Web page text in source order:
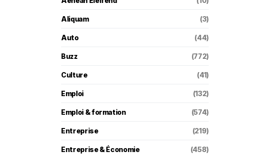
Aliquam (3)
Auto (44)
Buzz (772)
Culture (41)
Emploi (132)
Emploi & formation (574)
Entreprise (219)
Entreprise & Économie (458)